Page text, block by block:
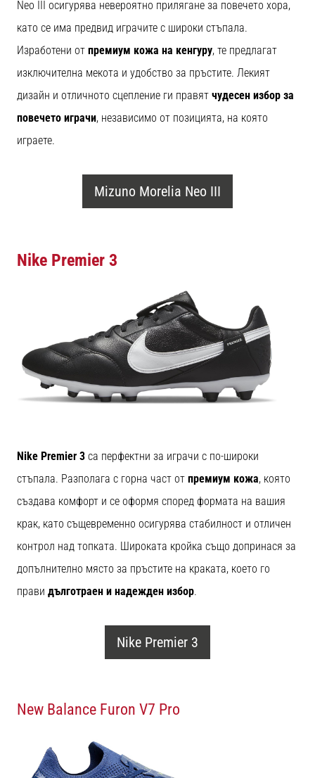
Neo III осигурява невероятно прилягане за повечето хора,
като се има предвид играчите с широки стъпала.
Изработени от премиум кожа на кенгуру, те предлагат
изключителна мекота и удобство за пръстите. Лекият
дизайн и отличното сцепление ги правят чудесен избор за
повечето играчи, независимо от позицията, на която
играете.
Mizuno Morelia Neo III
Nike Premier 3
Nike Premier 3 са перфектни за играчи с по-широки
стъпала. Разполага с горна част от премиум кожа, която
създава комфорт и се оформя според формата на вашия
крак, като същевременно осигурява стабилност и отличен
контрол над топката. Широката кройка също допринася за
допълнително място за пръстите на краката, което го
прави дълготраен и надежден избор.
Nike Premier 3
New Balance Furon V7 Pro